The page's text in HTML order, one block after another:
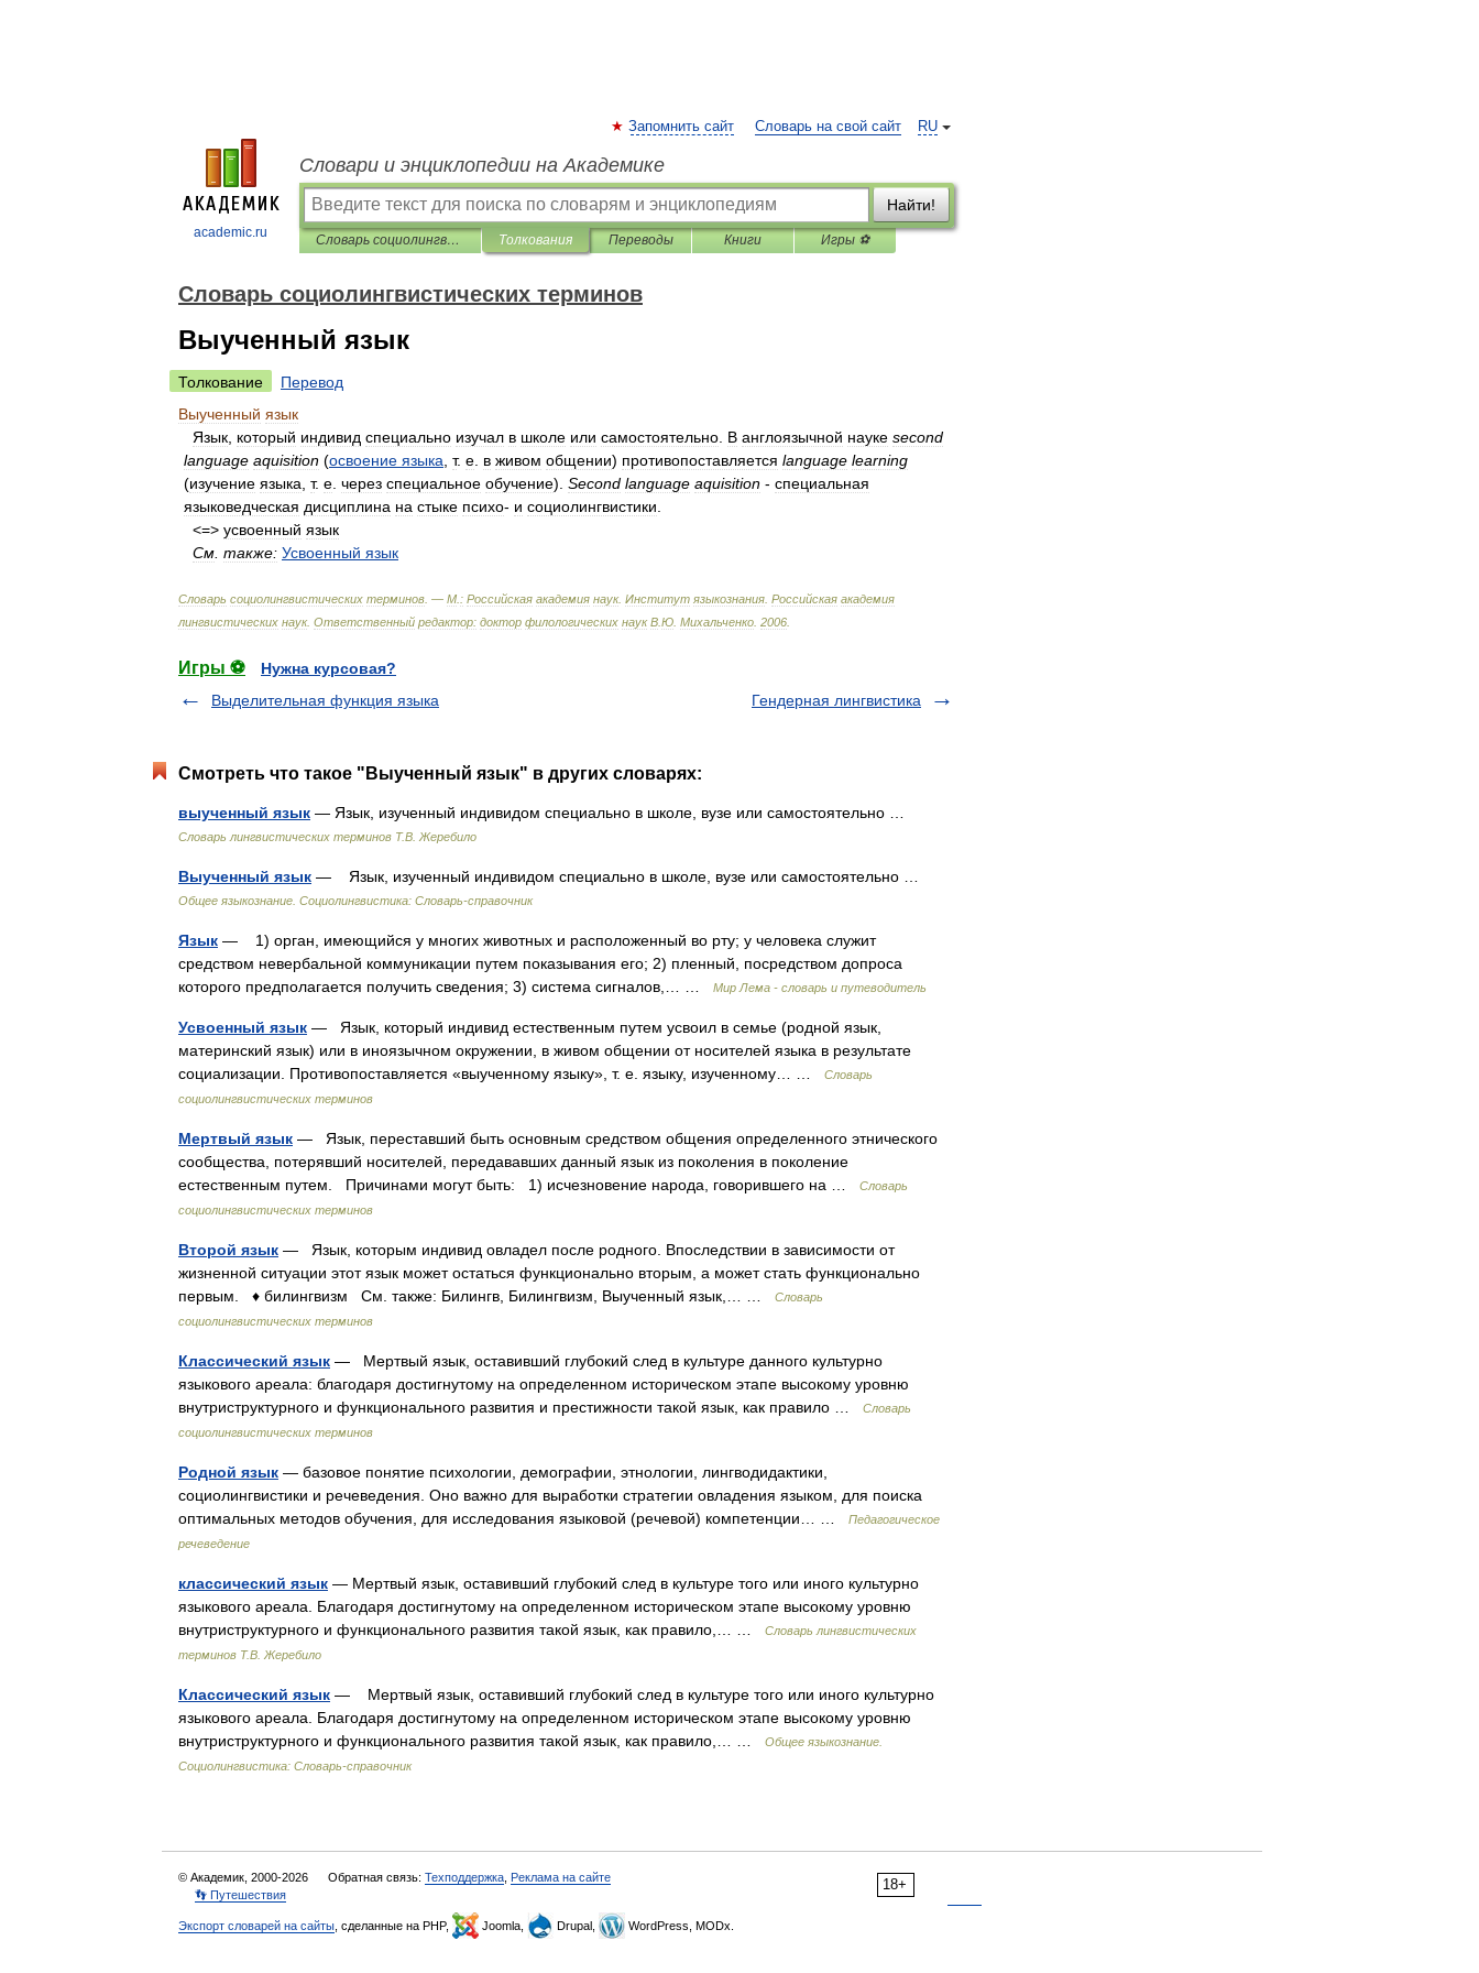
academic.ru
RU
Запомнить сайт Словарь на свой сайт
Словари и энциклопедии на Академике
Найти!
Словарь социолингвистических терминов Толкования Переводы Книги Игры ⚽
Словарь социолингвистических терминов
Выученный язык
Толкование
Перевод
Выученный язык
Язык который индивид специально изучал в школе или самостоятельно В англоязычной науке second
language aquisition (освоение языка т. е в живом общении) противопоставляется language learning
(изучение языка т. е через специальное обучение). Second language aquisition - специальная
языковедческая дисциплина на стыке психо- и социолингвистики
<=> усвоенный язык
См также: Усвоенный язык
Словарь социолингвистических терминов . — М : Российская академия наук. Институт языкознания Российская академия
лингвистических наук. Ответственный редактор: доктор филологических наук В Ю Михальченко 2006
Игры ⚽
Нужна курсовая?
Выделительная функция языка
Гендерная лингвистика
Смотреть что такое "Выученный язык" в других словарях:
выученный язык — Язык, изученный индивидом специально в школе, вузе или самостоятельно …
Словарь лингвистических терминов Т.В. Жеребило
Выученный язык — Язык, изученный индивидом специально в школе, вузе или самостоятельно …
Общее языкознание. Социолингвистика: Словарь-справочник
Язык — 1) орган, имеющийся у многих животных и расположенный во рту; у человека служит
средством невербальной коммуникации путем показывания его; 2) пленный, посредством допроса
которого предполагается получить сведения; 3) система сигналов,… …
Мир Лема - словарь и путеводитель
Усвоенный язык — Язык, который индивид естественным путем усвоил в семье (родной язык,
материнский язык) или в иноязычном окружении, в живом общении от носителей языка в результате
социализации. Противопоставляется «выученному языку», т. е. языку, изученному… …
Словарь
социолингвистических терминов
Мертвый язык — Язык, переставший быть основным средством общения определенного этнического
сообщества, потерявший носителей, передававших данный язык из поколения в поколение
естественным путем. Причинами могут быть: 1) исчезновение народа, говорившего на …
Словарь
социолингвистических терминов
Второй язык — Язык, которым индивид овладел после родного. Впоследствии в зависимости от
жизненной ситуации этот язык может остаться функционально вторым, а может стать функционально
первым. ♦ билингвизм См. также: Билингв, Билингвизм, Выученный язык,… …
Словарь
социолингвистических терминов
Классический язык — Мертвый язык, оставивший глубокий след в культуре данного культурно
языкового ареала: благодаря достигнутому на определенном историческом этапе высокому уровню
внутриструктурного и функционального развития и престижности такой язык, как правило …
Словарь
социолингвистических терминов
Родной язык — базовое понятие психологии, демографии, этнологии, лингводидактики,
социолингвистики и речеведения. Оно важно для выработки стратегии овладения языком, для поиска
оптимальных методов обучения, для исследования языковой (речевой) компетенции… …
Педагогическое
речеведение
классический язык — Мертвый язык, оставивший глубокий след в культуре того или иного культурно
языкового ареала. Благодаря достигнутому на определенном историческом этапе высокому уровню
внутриструктурного и функционального развития такой язык, как правило,… …
Словарь лингвистических
терминов Т.В. Жеребило
Классический язык — Мертвый язык, оставивший глубокий след в культуре того или иного культурно
языкового ареала. Благодаря достигнутому на определенном историческом этапе высокому уровню
внутриструктурного и функционального развития такой язык, как правило,… …
Общее языкознание.
Социолингвистика: Словарь-справочник
18+
© Академик, 2000-2026 Обратная связь: Техподдержка Реклама на сайте
👣 Путешествия
Экспорт словарей на сайты , сделанные на PHP, Joomla, Drupal, WordPress, MODx.